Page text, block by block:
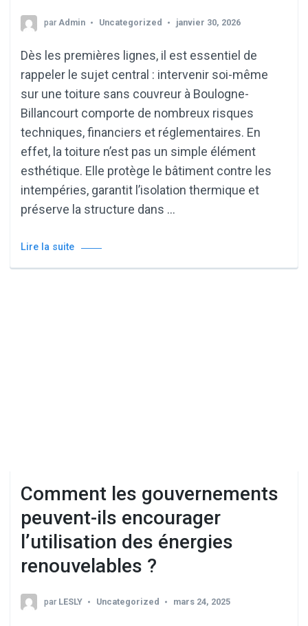
parAdmin Uncategorized janvier 30, 2026
Dès les premières lignes, il est essentiel de
rappeler le sujet central : intervenir soi-même
sur une toiture sans couvreur à Boulogne-
Billancourt comporte de nombreux risques
techniques, financiers et réglementaires. En
effet, la toiture n’est pas un simple élément
esthétique. Elle protège le bâtiment contre les
intempéries, garantit l’isolation thermique et
préserve la structure dans …
Lire la suite
Comment les gouvernements
peuvent-ils encourager
l’utilisation des énergies
renouvelables ?
par LESLY Uncategorized mars 24, 2025